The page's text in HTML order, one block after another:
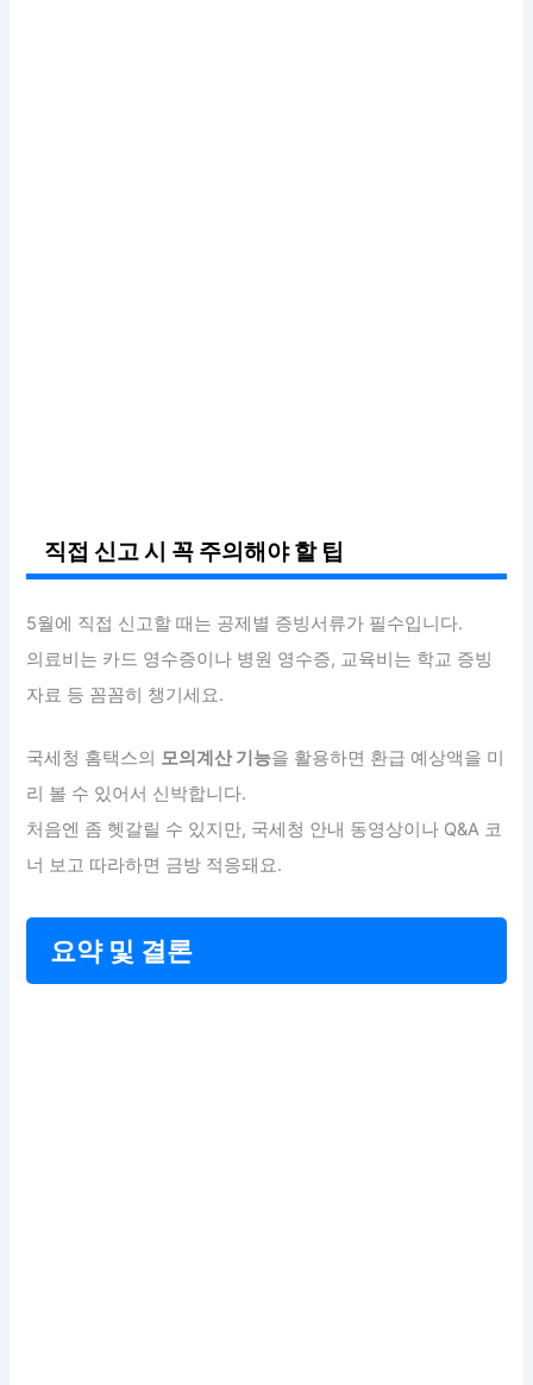
직접 신고 시 꼭 주의해야 할 팁
5월에 직접 신고할 때는 공제별 증빙서류가 필수입니다.
의료비는 카드 영수증이나 병원 영수증, 교육비는 학교 증빙
자료 등 꼼꼼히 챙기세요.
국세청 홈택스의 모의계산 기능을 활용하면 환급 예상액을 미
리 볼 수 있어서 신박합니다.
처음엔 좀 헷갈릴 수 있지만, 국세청 안내 동영상이나 Q&A 코
너 보고 따라하면 금방 적응돼요.
요약 및 결론